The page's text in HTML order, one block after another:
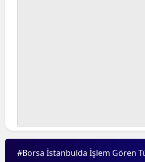
#Borsa İstanbulda İşlem Gören